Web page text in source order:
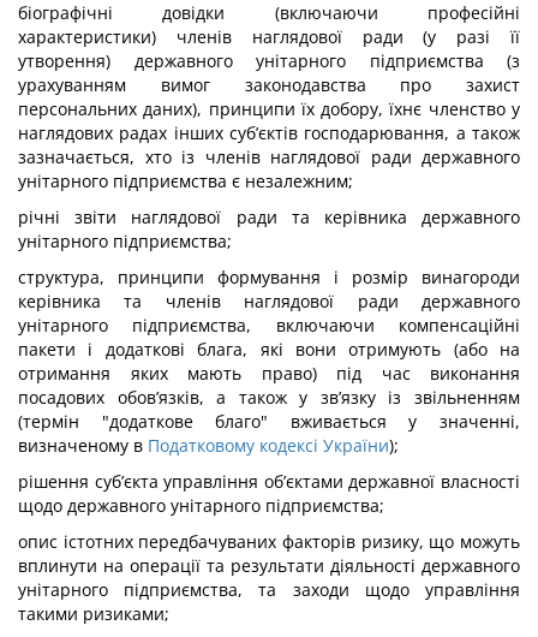
біографічні довідки (включаючи професійні
характеристики) членів наглядової ради (у разі її
утворення) державного унітарного підприємства (з
урахуванням вимог законодавства про захист
персональних даних), принципи їх добору, їхнє членство у
наглядових радах інших суб’єктів господарювання, а також
зазначається, хто із членів наглядової ради державного
унітарного підприємства є незалежним;
річні звіти наглядової ради та керівника державного
унітарного підприємства;
структура, принципи формування і розмір винагороди
керівника та членів наглядової ради державного
унітарного підприємства, включаючи компенсаційні
пакети і додаткові блага, які вони отримують (або на
отримання яких мають право) під час виконання
посадових обов’язків, а також у зв’язку із звільненням
(термін "додаткове благо" вживається у значенні,
визначеному в Податковому кодексі України);
рішення суб’єкта управління об’єктами державної власності
щодо державного унітарного підприємства;
опис істотних передбачуваних факторів ризику, що можуть
вплинути на операції та результати діяльності державного
унітарного підприємства, та заходи щодо управління
такими ризиками;